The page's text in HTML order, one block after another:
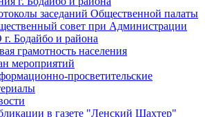
заседаний Общественной палаты
совет при Администрации
Бодайбо и района
грамотность населения
мероприятий
просветительские
в газете "Ленский Шахтер"